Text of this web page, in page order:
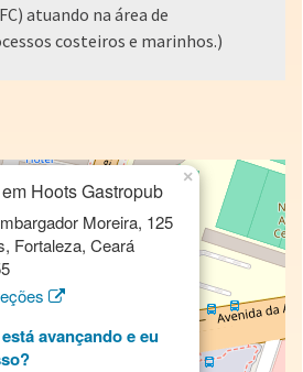
atuando na área de
costeiros e marinhos.)
Hoots Gastropub
Moreira, 125
Fortaleza, Ceará
avançando e eu
×